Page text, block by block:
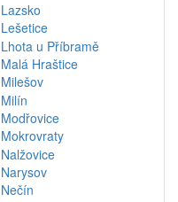
Lazsko
Lešetice
Lhota u Příbramě
Malá Hraštice
Milešov
Milín
Modřovice
Mokrovraty
Nalžovice
Narysov
Nečín